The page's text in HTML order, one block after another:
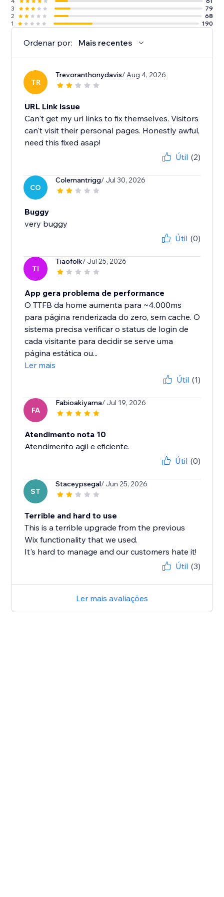
3
79
2
68
1
190
Ordenar por: Mais recentes
TR
Trevoranthonydavis/ Aug 4, 2026
URL Link issue
Can't get my url links to fix themselves. Visitors
can't visit their personal pages. Honestly awful,
need this fixed asap!
Útil (2)
CO
Colemantrigg/ Jul 30, 2026
Buggy
very buggy
Útil (0)
TI
Tiaofolk/ Jul 25, 2026
App gera problema de performance
O TTFB da home aumenta para ~4.000ms
para página renderizada do zero, sem cache. O
sistema precisa verificar o status de login de
cada visitante para decidir se serve uma
página estática ou...
Ler mais
Útil (1)
FA
Fabioakiyama/ Jul 19, 2026
Atendimento nota 10
Atendimento agil e eficiente.
Útil (0)
ST
Staceypsegal/ Jun 25, 2026
Terrible and hard to use
This is a terrible upgrade from the previous
Wix functionality that we used.
It's hard to manage and our customers hate it!
Útil (3)
Ler mais avaliações